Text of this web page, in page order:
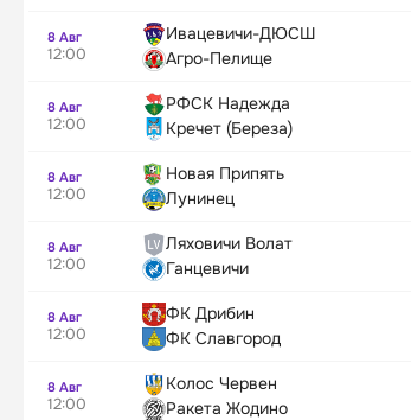
8 Авг
12:00
Ивацевичи-ДЮСШ
Агро-Пелище
8 Авг
12:00
РФСК Надежда
Кречет (Береза)
8 Авг
12:00
Новая Припять
Лунинец
8 Авг
12:00
Ляховичи Волат
Ганцевичи
8 Авг
12:00
ФК Дрибин
ФК Славгород
8 Авг
12:00
Колос Червен
Ракета Жодино